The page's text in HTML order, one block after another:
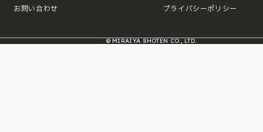
お問い合わせ プライバシーポリシー
© MIRAIYA SHOTEN CO., LTD.